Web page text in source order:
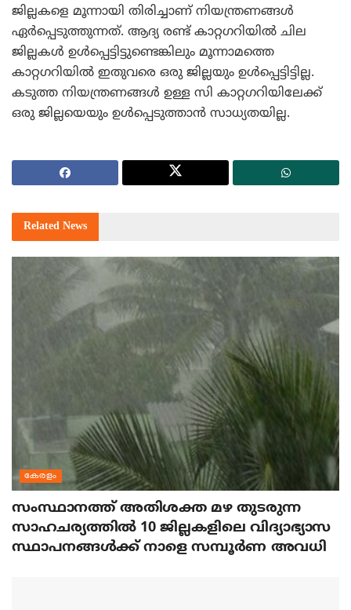
ജില്ലകളെ മൂന്നായി തിരിച്ചാണ് നിയന്ത്രണങ്ങള്‍
ഏര്‍പ്പെടുത്തുന്നത്. ആദ്യ രണ്ട് കാറ്റഗറിയില്‍ ചില
ജില്ലകള്‍ ഉള്‍പ്പെട്ടിട്ടുണ്ടെങ്കിലും മൂന്നാമത്തെ
കാറ്റഗറിയില്‍ ഇതുവരെ ഒരു ജില്ലയും ഉള്‍പ്പെട്ടിട്ടില്ല.
കടുത്ത നിയന്ത്രണങ്ങള്‍ ഉള്ള സി കാറ്റഗറിയിലേക്ക്
ഒരു ജില്ലയെയും ഉള്‍പ്പെടുത്താന്‍ സാധ്യതയില്ല.
Related News
കേരളം
സംസ്ഥാനത്ത് അതിശക്ത മഴ തുടരുന്ന
സാഹചര്യത്തിൽ 10 ജില്ലകളിലെ വിദ്യാഭ്യാസ
സ്ഥാപനങ്ങൾക്ക് നാളെ സമ്പൂർണ അവധി